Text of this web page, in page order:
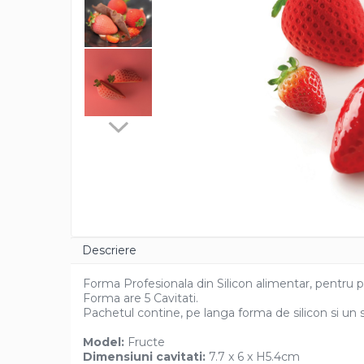
Cacao Barry Callebaut
Ciocolata Calda
Mixuri Pudra Crema Vanilie
Mixuri Pudra Cofetarie
Fructe Confiate
Compot si Cocktail
Descriere
Forma Profesionala din Silicon alimentar, pentru
Forma are 5 Cavitati.
Pachetul contine, pe langa forma de silicon si
Model: Fructe
Dimensiuni cavitati: 7.7 x 6 x H5.4cm